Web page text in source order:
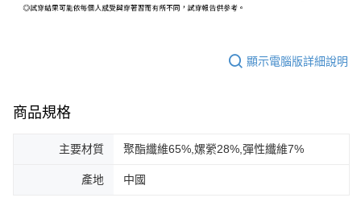
顯示電腦版詳細說明
商品規格
主要材質 聚酯纖維65%,嫘縈28%,彈性纖維7%
產地 中國